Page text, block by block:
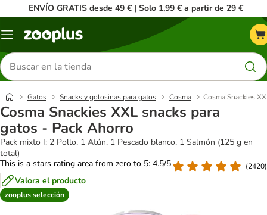
ENVÍO GRATIS desde 49 € | Solo 1,99 € a partir de 29 €
Menú
Buscar
productos
Gatos Snacks y golosinas para gatos Cosma Cosma Snackies
Cosma Snackies XXL snacks para
gatos - Pack Ahorro
Pack mixto I: 2 Pollo, 1 Atún, 1 Pescado blanco, 1 Salmón (125 g en
total)
This is a stars rating area from zero to 5: 4.5/5
(2420)
Valora el producto
zooplus selección